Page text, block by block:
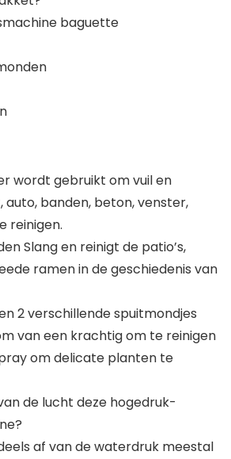
baguette
wordt gebruikt om vuil en
auto, banden, beton, venster,
reinigen.
Slang en reinigt de patio’s,
ramen in de geschiedenis van
2 verschillende spuitmondjes
van een krachtig om te reinigen
om delicate planten te
de lucht deze hogedruk-
af van de waterdruk meestal